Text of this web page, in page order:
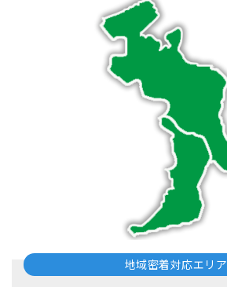
地域密着対応エリア